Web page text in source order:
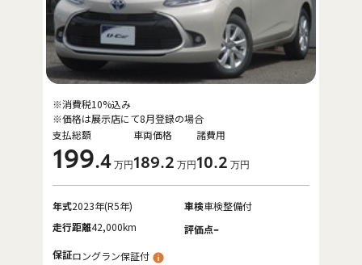
支払総額
199.4 万円
車両価格
189.2 万円
諸費用
10.2 万円
※消費税10%込み
※価格は展示店にて8月登録の場合
年式2023年(R5年) 車検車検整備付
走行距離42,000km 評価点-
保証ロングラン保証付